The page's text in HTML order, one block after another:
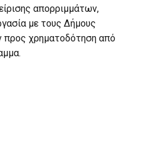
απορριμμάτων,
με τους Δήμους
προς χρηματοδότηση από